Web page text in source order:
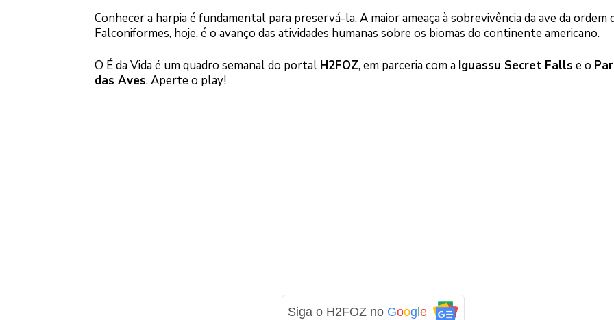
Conhecer a harpia é fundamental para preservá-la. A maior ameaça à sobrevivência da ave da ordem
Falconiformes, hoje, é o avanço das atividades humanas sobre os biomas do continente americano.
O É da Vida é um quadro semanal do portal H2FOZ, em parceria com a Iguassu Secret Falls e o
das Aves. Aperte o play!
Siga o H2FOZ no Goog le